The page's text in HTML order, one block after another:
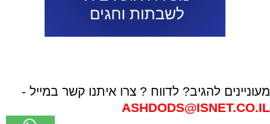
מעוניינים להגיב? לדווח ? צרו איתנו קשר במייל -
ASHDODS@ISNET.CO.IL